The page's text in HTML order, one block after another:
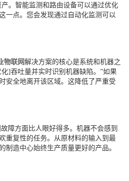
。智能监测和路由设备可以通过优化
一点。您会发现通过自动化监测可以
物联网解决方案的核心是系统和机器之
]吞吐量并实时识别机器缺陷。”如果
安全地离开该区域。这降低了严重受
障方面比人眼好得多。机器不会感到
重复性的任务。从原材料的输入到最
制造中心始终生产质量更好的产品。